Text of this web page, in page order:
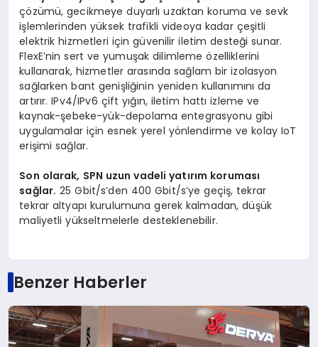
çözümü, gecikmeye duyarlı uzaktan koruma ve sevk
işlemlerinden yüksek trafikli videoya kadar çeşitli
elektrik hizmetleri için güvenilir iletim desteği sunar.
FlexE’nin sert ve yumuşak dilimleme özelliklerini
kullanarak, hizmetler arasında sağlam bir izolasyon
sağlarken bant genişliğinin yeniden kullanımını da
artırır. IPv4/IPv6 çift yığın, iletim hattı izleme ve
kaynak-şebeke-yük-depolama entegrasyonu gibi
uygulamalar için esnek yerel yönlendirme ve kolay IoT
erişimi sağlar.
Son olarak, SPN uzun vadeli yatırım koruması
sağlar. 25 Gbit/s’den 400 Gbit/s’ye geçiş, tekrar
tekrar altyapı kurulumuna gerek kalmadan, düşük
maliyetli yükseltmelerle desteklenebilir.
Benzer Haberler